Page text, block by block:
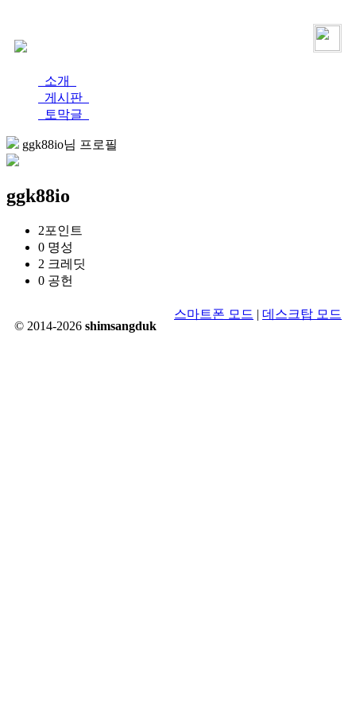
소개
게시판
토막글
ggk88io님 프로필
ggk88io
2포인트
0 명성
2 크레딧
0 공헌
© 2014-2026 shimsangduk
스마트폰 모드 | 데스크탑 모드